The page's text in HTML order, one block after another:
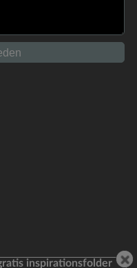
inspirationsfolder